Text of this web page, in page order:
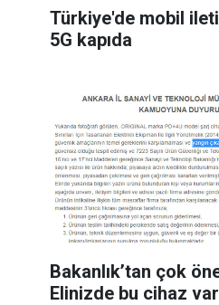
Türkiye'de mobil
5G kapıda
Bakanlık’tan çok
Elinizde bu cihaz